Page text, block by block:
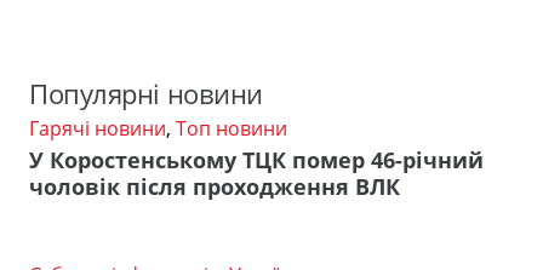
Популярні новини
Гарячі новини, Топ новини
У Коростенському ТЦК помер 46-річний
чоловік після проходження ВЛК